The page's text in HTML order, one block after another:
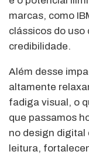
marcas, como
clássicos do uso
credibilidade.
Além desse
altamente
fadiga visual, o
que passamos
no design
leitura,